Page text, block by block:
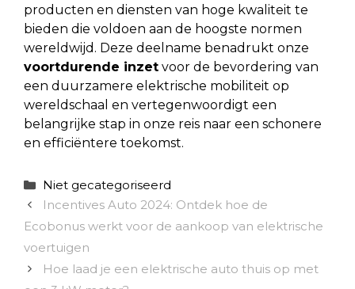
producten en diensten van hoge kwaliteit te
bieden die voldoen aan de hoogste normen
wereldwijd. Deze deelname benadrukt onze
voortdurende inzet voor de bevordering van
een duurzamere elektrische mobiliteit op
wereldschaal en vertegenwoordigt een
belangrijke stap in onze reis naar een schonere
en efficiëntere toekomst.
Categorieën
Niet gecategoriseerd
Incentives Auto 2024: Ontdek hoe de
Ecobonus werkt voor de aankoop van elektrische
voertuigen
Hoe laad je een elektrische auto thuis op met